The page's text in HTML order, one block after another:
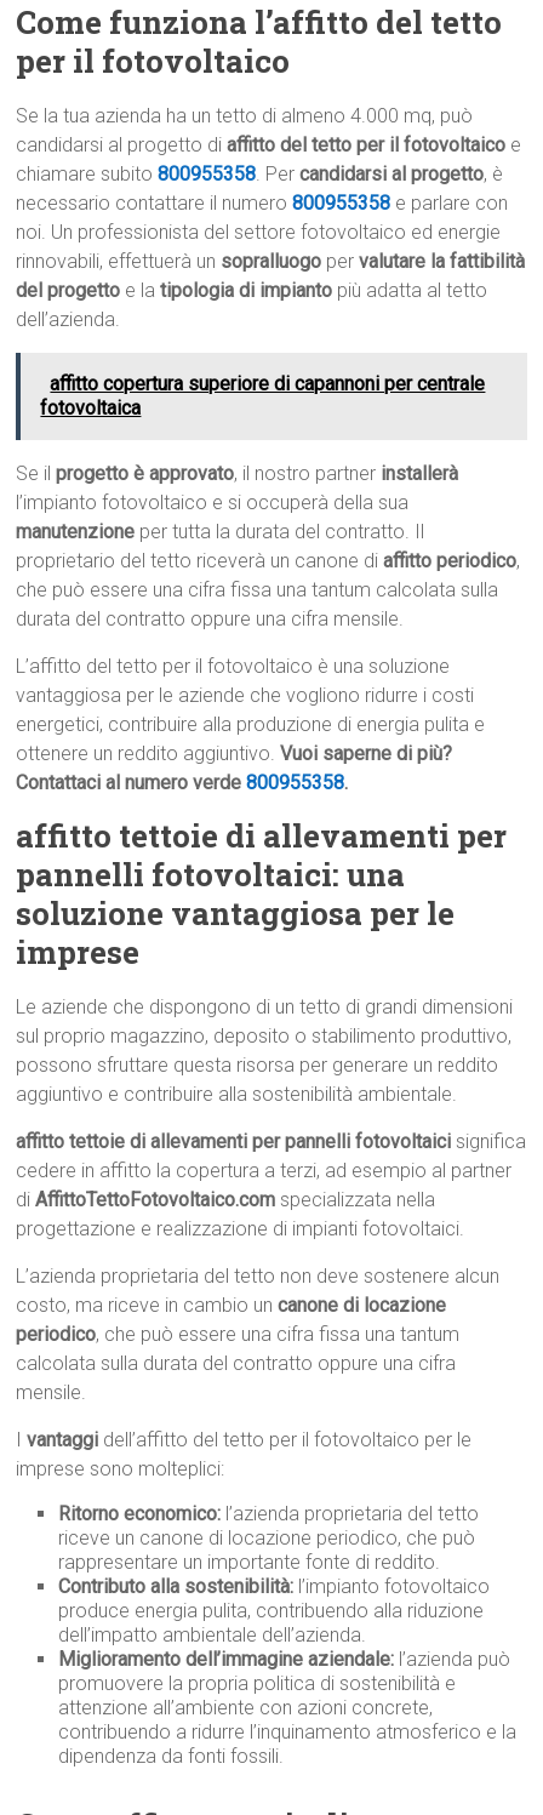
Come funziona l’affitto del tetto
per il fotovoltaico
Se la tua azienda ha un tetto di almeno 4.000 mq, può
candidarsi al progetto diaffitto del tetto per il fotovoltaico e
chiamare subito800955358. Percandidarsi al progetto, è
necessario contattare il numero800955358 e parlare con
noi. Un professionista del settore fotovoltaico ed energie
rinnovabili, effettuerà un sopralluogo pervalutare la fattibilità
del progetto e latipologia di impianto più adatta al tetto
dell’azienda.
affitto copertura superiore di capannoni per centrale
fotovoltaica
Se ilprogetto è approvato, il nostro partner installerà
l’impianto fotovoltaico e si occuperà della sua
manutenzione per tutta la durata del contratto. Il
proprietario del tetto riceverà un canone diaffitto periodico,
che può essere una cifra fissa una tantum calcolata sulla
durata del contratto oppure una cifra mensile.
L’affitto del tetto per il fotovoltaico è una soluzione
vantaggiosa per le aziende che vogliono ridurre i costi
energetici, contribuire alla produzione di energia pulita e
ottenere un reddito aggiuntivo.Vuoi saperne di più?
Contattaci al numero verde800955358.
affitto tettoie di allevamenti per
pannelli fotovoltaici: una
soluzione vantaggiosa per le
imprese
Le aziende che dispongono di un tetto di grandi dimensioni
sul proprio magazzino, deposito o stabilimento produttivo,
possono sfruttare questa risorsa per generare un reddito
aggiuntivo e contribuire alla sostenibilità ambientale.
affitto tettoie di allevamenti per pannelli fotovoltaici significa
cedere in affitto la copertura a terzi, ad esempio al partner
diAffittoTettoFotovoltaico.com specializzata nella
progettazione e realizzazione di impianti fotovoltaici.
L’azienda proprietaria del tetto non deve sostenere alcun
costo, ma riceve in cambio uncanone di locazione
periodico, che può essere una cifra fissa una tantum
calcolata sulla durata del contratto oppure una cifra
mensile.
Ivantaggi dell’affitto del tetto per il fotovoltaico per le
imprese sono molteplici:
Ritorno economico: l’azienda proprietaria del tetto
riceve un canone di locazione periodico, che può
rappresentare un importante fonte di reddito.
Contributo alla sostenibilità: l’impianto fotovoltaico
produce energia pulita, contribuendo alla riduzione
dell’impatto ambientale dell’azienda.
Miglioramento dell’immagine aziendale: l’azienda può
promuovere la propria politica di sostenibilità e
attenzione all’ambiente con azioni concrete,
contribuendo a ridurre l’inquinamento atmosferico e la
dipendenza da fonti fossili.